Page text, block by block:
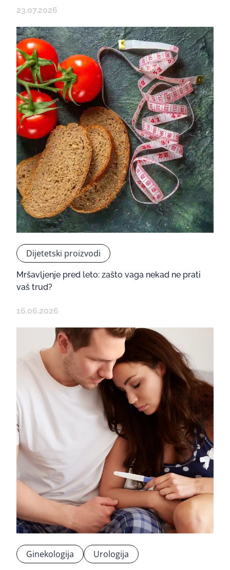
23.07.2026
Dijetetski proizvodi
Mršavljenje pred leto: zašto vaga nekad ne prati
vaš trud?
16.06.2026
Ginekologija Urologija